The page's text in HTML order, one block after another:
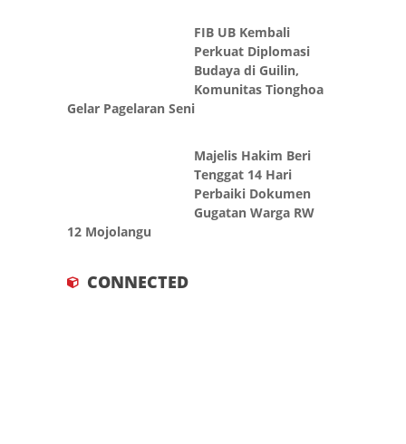
FIB UB Kembali
Perkuat Diplomasi
Budaya di Guilin,
Komunitas Tionghoa
Gelar Pagelaran Seni
Majelis Hakim Beri
Tenggat 14 Hari
Perbaiki Dokumen
Gugatan Warga RW
12 Mojolangu
CONNECTED